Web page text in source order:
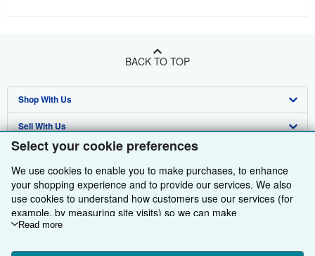
Select your cookie preferences
We use cookies to enable you to make purchases, to enhance
your shopping experience and to provide our services. We also
use cookies to understand how customers use our services (for
example, by measuring site visits) so we can make
improvements. If you agree, we'll also use third-party cookies to
Read more
BACK TO TOP
Shop With Us
Advanced Search
Browse Collections
My Account
My Orders
Sell With Us
Start Selling
Join Our Affiliate Programme
Book Buyback
About Us
About AbeBooks
Media
Find Help
Help
Other AbeBooks Companies